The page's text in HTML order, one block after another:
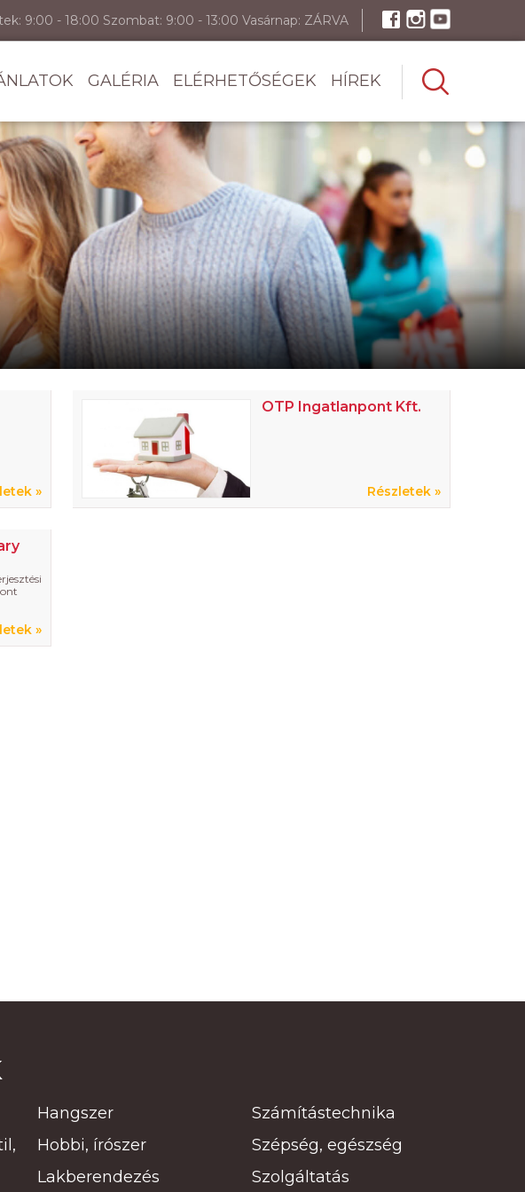
9:00 - 18:00 Szombat: 9:00 - 13:00 Vasárnap: ZÁRVA
GALÉRIA ELÉRHETŐSÉGEK HÍREK
»
OTP Ingatlanpont Kft.
Részletek »
»
Hangszer
Hobbi, írószer
Lakberendezés
Számítástechnika
Szépség, egészség
Szolgáltatás